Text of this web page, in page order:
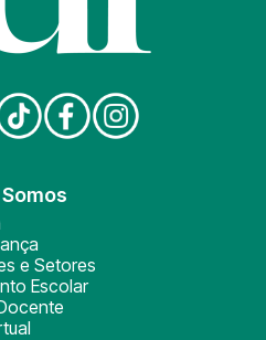
e Setores
Escolar